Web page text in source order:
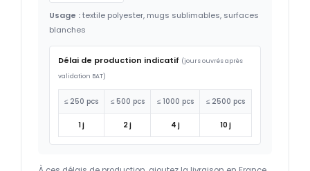
Usage :textile polyester, mugs sublimables, surfaces
blanches
Délai de production indicatif (jours ouvrés après
validation BAT)
≤ 250 pcs ≤ 500 pcs ≤ 1000 pcs ≤ 2500 pcs
1 j 2 j 4 j 10 j